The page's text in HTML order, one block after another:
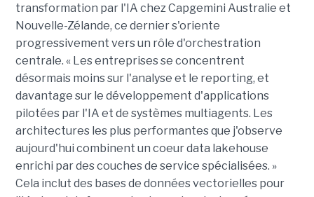
transformation par l'IA chez Capgemini Australie et
Nouvelle-Zélande, ce dernier s'oriente
progressivement vers un rôle d'orchestration
centrale. « Les entreprises se concentrent
désormais moins sur l'analyse et le reporting, et
davantage sur le développement d'applications
pilotées par l'IA et de systèmes multiagents. Les
architectures les plus performantes que j'observe
aujourd'hui combinent un coeur data lakehouse
enrichi par des couches de service spécialisées. »
Cela inclut des bases de données vectorielles pour